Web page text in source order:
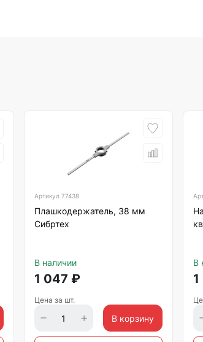
Артикул 77438
Плашкодержатель, 38 мм
Сибртех
В наличии
1 047 ₽
Цена за шт.
В корзину
В